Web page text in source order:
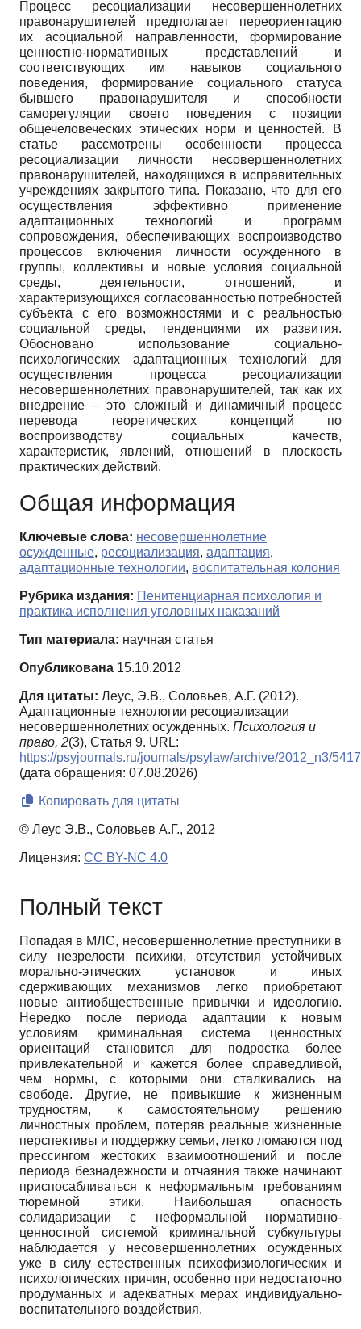
Процесс ресоциализации несовершеннолетних
правонарушителей предполагает переориентацию
их асоциальной направленности, формирование
ценностно-нормативных представлений и
соответствующих им навыков социального
поведения, формирование социального статуса
бывшего правонарушителя и способности
саморегуляции своего поведения с позиции
общечеловеческих этических норм и ценностей. В
статье рассмотрены особенности процесса
ресоциализации личности несовершеннолетних
правонарушителей, находящихся в исправительных
учреждениях закрытого типа. Показано, что для его
осуществления эффективно применение
адаптационных технологий и программ
сопровождения, обеспечивающих воспроизводство
процессов включения личности осужденного в
группы, коллективы и новые условия социальной
среды, деятельности, отношений, и
характеризующихся согласованностью потребностей
субъекта с его возможностями и с реальностью
социальной среды, тенденциями их развития.
Обосновано использование социально-
психологических адаптационных технологий для
осуществления процесса ресоциализации
несовершеннолетних правонарушителей, так как их
внедрение – это сложный и динамичный процесс
перевода теоретических концепций по
воспроизводству социальных качеств,
характеристик, явлений, отношений в плоскость
практических действий.
Общая информация
Ключевые слова: несовершеннолетние
осужденные, ресоциализация, адаптация,
адаптационные технологии, воспитательная колония
Рубрика издания: Пенитенциарная психология и
практика исполнения уголовных наказаний
Тип материала: научная статья
Опубликована 15.10.2012
Для цитаты: Леус, Э.В., Соловьев, А.Г. (2012).
Адаптационные технологии ресоциализации
несовершеннолетних осужденных. Психология и
право, 2(3), Статья 9. URL:
https://psyjournals.ru/journals/psylaw/archive/2012_n3/
(дата обращения: 07.08.2026)
Копировать для цитаты
© Леус Э.В., Соловьев А.Г., 2012
Лицензия: CC BY-NC 4.0
Полный текст
Попадая в МЛС, несовершеннолетние преступники в
силу незрелости психики, отсутствия устойчивых
морально-этических установок и иных
сдерживающих механизмов легко приобретают
новые антиобщественные привычки и идеологию.
Нередко после периода адаптации к новым
условиям криминальная система ценностных
ориентаций становится для подростка более
привлекательной и кажется более справедливой,
чем нормы, с которыми они сталкивались на
свободе. Другие, не привыкшие к жизненным
трудностям, к самостоятельному решению
личностных проблем, потеряв реальные жизненные
перспективы и поддержку семьи, легко ломаются под
прессингом жестоких взаимоотношений и после
периода безнадежности и отчаяния также начинают
приспосабливаться к неформальным требованиям
тюремной этики. Наибольшая опасность
солидаризации с неформальной нормативно-
ценностной системой криминальной субкультуры
наблюдается у несовершеннолетних осужденных
уже в силу естественных психофизиологических и
психологических причин, особенно при недостаточно
продуманных и адекватных мерах индивидуально-
воспитательного воздействия.